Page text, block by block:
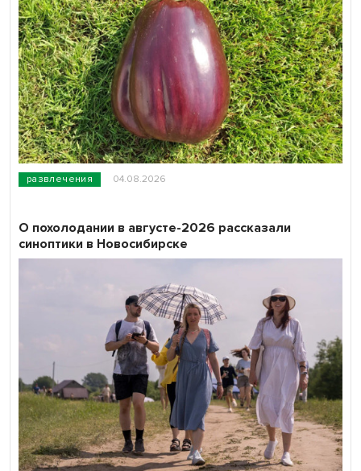
развлечения 04.08.2026
О похолодании в августе-2026 рассказали
синоптики в Новосибирске